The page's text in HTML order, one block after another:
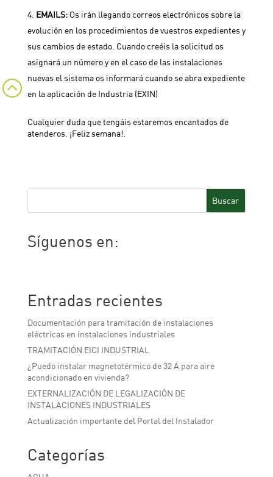
EMAILS: Os irán llegando correos electrónicos sobre la
evolución en los procedimientos de vuestros expedientes y
sus cambios de estado. Cuando creéis la solicitud os
asignará un número y en el caso de las instalaciones
nuevas el sistema os informará cuando se abra expediente
en la aplicación de Industria (EXIN)
Cualquier duda que tengáis estaremos encantados de
atenderos. ¡Feliz semana!.
Buscar
Síguenos en:
Entradas recientes
Documentación para tramitación de instalaciones
eléctricas en instalaciones industriales
TRAMITACIÓN EICI INDUSTRIAL
¿Puedo instalar magnetotérmico de 32 A para aire
acondicionado en vivienda?
EXTERNALIZACIÓN DE LEGALIZACIÓN DE
INSTALACIONES INDUSTRIALES
Actualización importante del Portal del Instalador
Categorías
: